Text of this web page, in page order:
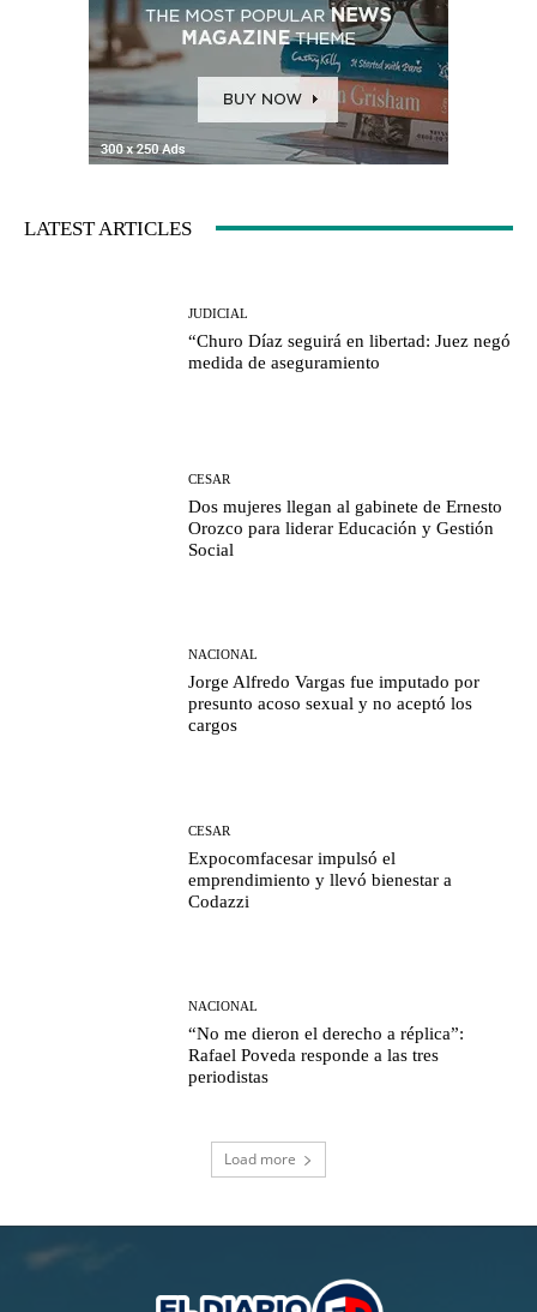
LATEST ARTICLES
JUDICIAL
“Churo Díaz seguirá en libertad: Juez negó
medida de aseguramiento
CESAR
Dos mujeres llegan al gabinete de Ernesto
Orozco para liderar Educación y Gestión
Social
NACIONAL
Jorge Alfredo Vargas fue imputado por
presunto acoso sexual y no aceptó los
cargos
CESAR
Expocomfacesar impulsó el
emprendimiento y llevó bienestar a
Codazzi
NACIONAL
“No me dieron el derecho a réplica”:
Rafael Poveda responde a las tres
periodistas
Load more